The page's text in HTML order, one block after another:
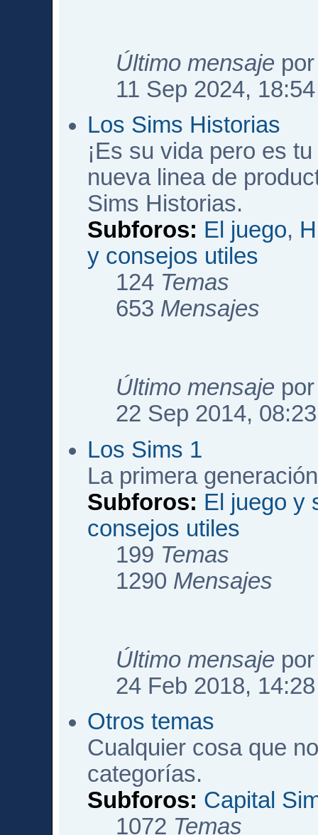
Último mensaje
11 Sep 2024, 18:54
Los Sims Historias
¡Es su vida pero es
nueva linea de
Sims Historias.
Subforos: El juego,
y consejos utiles
124 Temas
653 Mensajes
Último mensaje
22 Sep 2014, 08:23
Los Sims 1
La primera
Subforos: El juego y
consejos utiles
199 Temas
1290 Mensajes
Último mensaje
24 Feb 2018, 14:28
Otros temas
Cualquier cosa que
categorías.
Subforos: Capital
1072 Temas